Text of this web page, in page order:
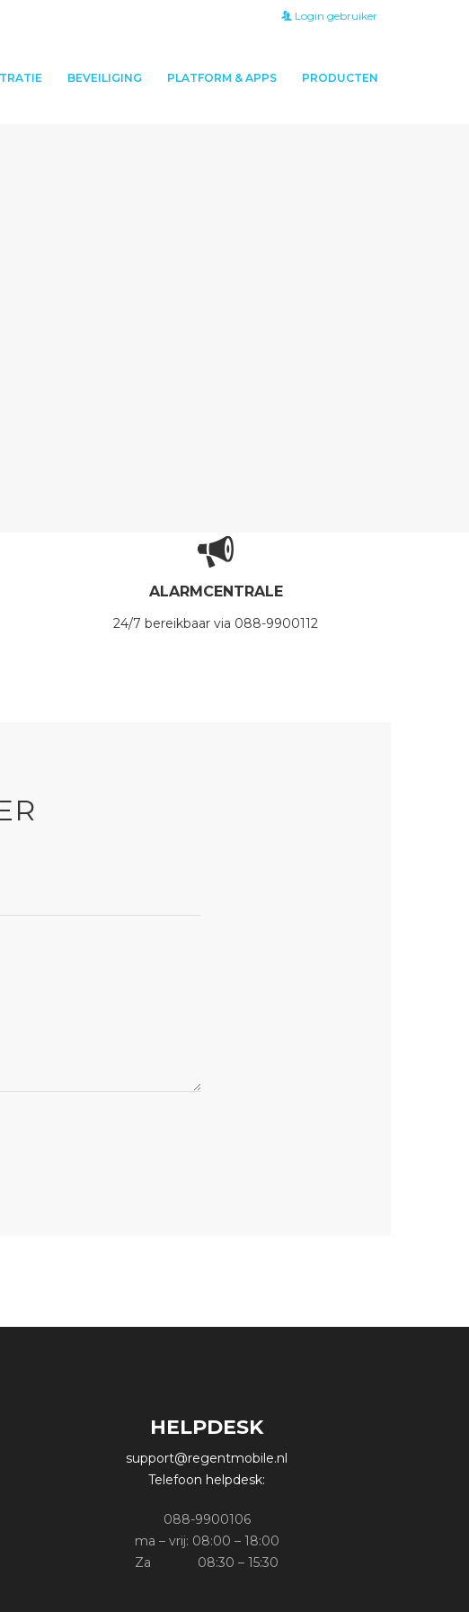
Login gebruiker
BEVEILIGING PLATFORM & APPS PRODUCTEN
ALARMCENTRALE
24/7 bereikbaar via 088-9900112
HELPDESK
support@regentmobile.nl
Telefoon helpdesk:
088-9900106
ma – vrij: 08:00 – 18:00
Za 08:30 – 15:30